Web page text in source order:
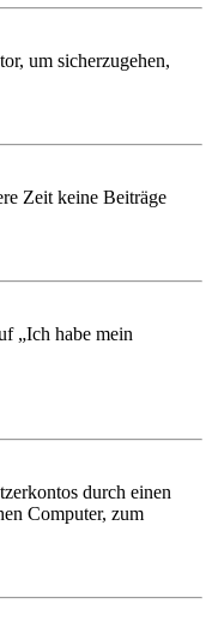
um sicherzugehen,
Zeit keine Beiträge
„Ich habe mein
durch einen
Computer, zum